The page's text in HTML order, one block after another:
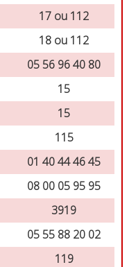
17 ou 112
18 ou 112
05 56 96 40 80
15
15
115
01 40 44 46 45
08 00 05 95 95
3919
05 55 88 20 02
119